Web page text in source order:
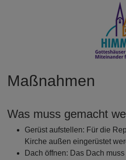
Maßnahmen
Was muss gemacht
Gerüst aufstellen: Für die
Kirche außen eingerüstet
Dach öffnen: Das Dach